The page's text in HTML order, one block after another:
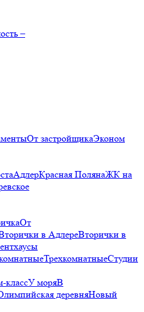
–
От застройщикаЭконом
АдлерКрасная ПолянаЖК на
От
в АдлереВторички в
ТрехкомнатныеСтудии
классУ моряВ
деревняНовый